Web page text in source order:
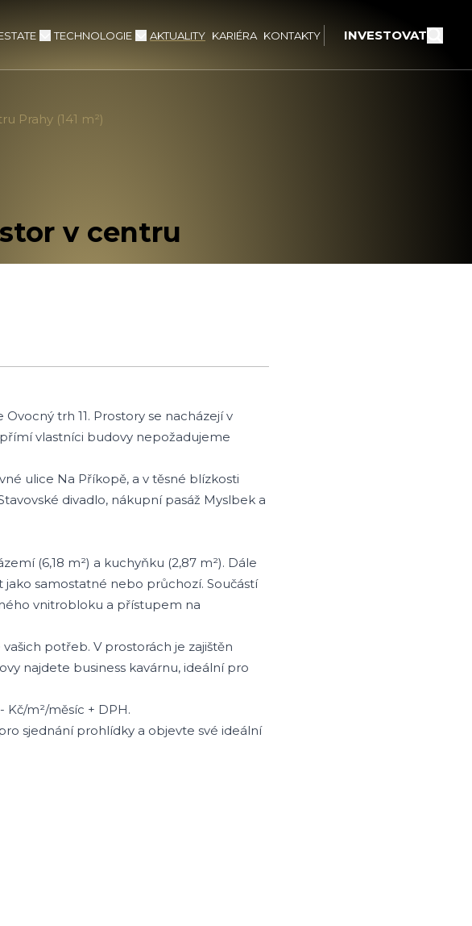
TECHNOLOGIE AKTUALITY KARIÉRA KONTAKTY INVESTOVAT
Prahy (141 m²)
v centru
trh 11. Prostory se nacházejí v
vlastníci budovy nepožadujeme
ulice Na Příkopě, a v těsné blízkosti
divadlo, nákupní pasáž Myslbek a
(6,18 m²) a kuchyňku (2,87 m²). Dále
jako samostatné nebo průchozí. Součástí
vnitrobloku a přístupem na
potřeb. V prostorách je zajištěn
najdete business kavárnu, ideální pro
Kč/m²/měsíc + DPH.
sjednání prohlídky a objevte své ideální